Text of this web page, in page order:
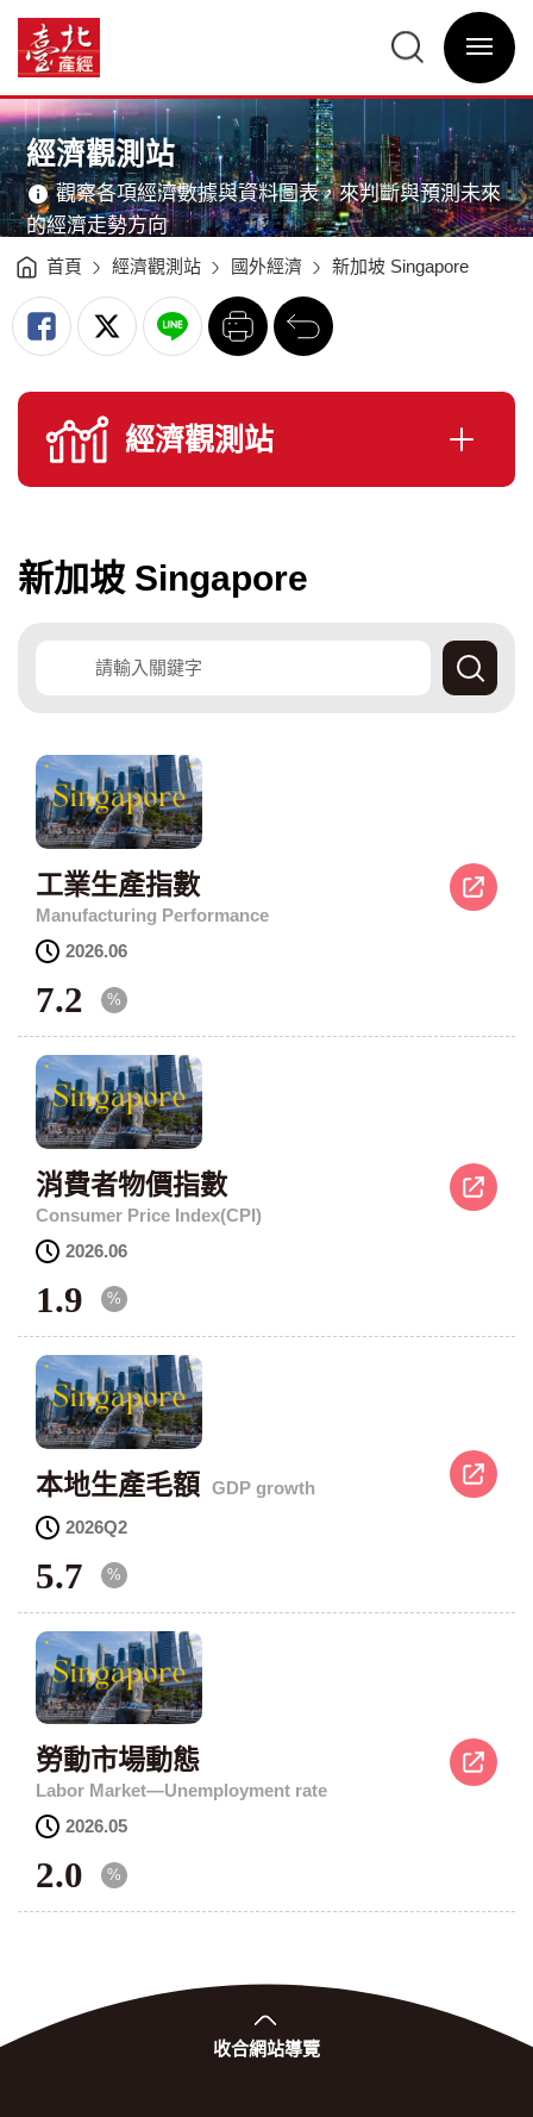
Singapore
測
站
-
北
產
經
資
訊
網
臺
經
訊
網
網
站
主
單
選
單
關
主
意
境
經濟觀測站
觀察各項經濟數據與資料圖表，來判斷與預測未來
的經濟走勢方向
首頁 經濟觀測站 國外經濟 新加坡 Singapore
列
印
回
前
一
頁
經濟觀測站
開
新加坡 Singapore
查
工業生產指數
Manufacturing Performance
資
年
2026.06
7.2 %
消費者物價指數
Consumer Price Index(CPI)
資
年
2026.06
1.9 %
本地生產毛額 GDP growth
資
年
2026Q2
5.7 %
勞動市場動態
Labor Market—Unemployment rate
資
年
2026.05
2.0 %
收合網站導覽